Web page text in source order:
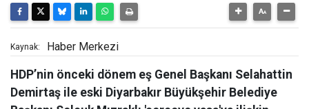
Kaynak: Haber Merkezi
HDP’nin önceki dönem eş Genel Başkanı Selahattin
Demirtaş ile eski Diyarbakır Büyükşehir Belediye